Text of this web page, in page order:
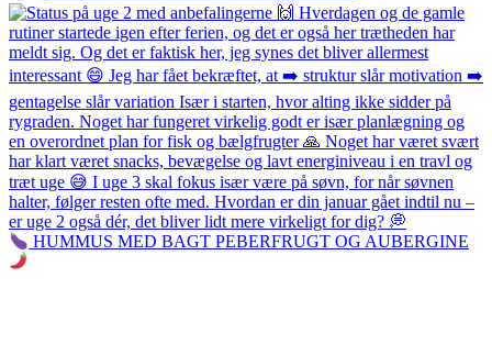
HUMMUS MED BAGT PEBERFRUGT OG AUBERGINE